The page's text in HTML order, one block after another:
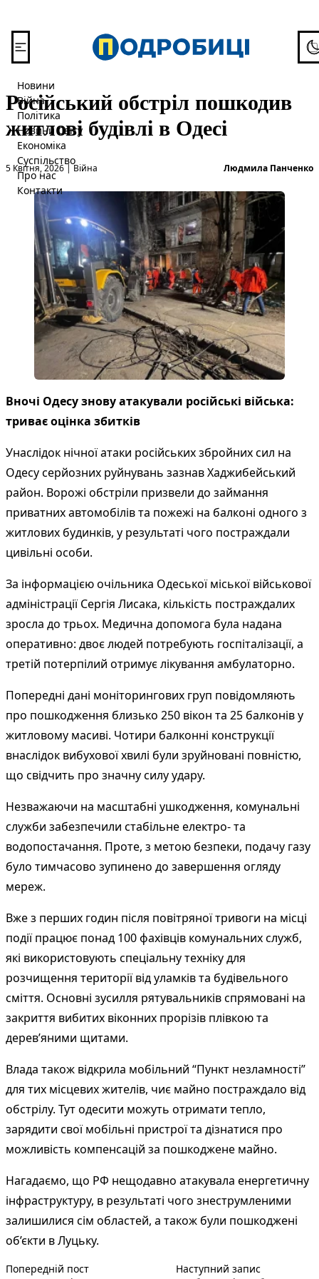
Новини
Війна
Політика
Новини Світу
Економіка
Суспільство
Про нас
Контакти
Російський обстріл пошкодив
житлові будівлі в Одесі
5 Квітня, 2026|
Опубліковано в
Війна Людмила Панченко
Вночі Одесу знову атакували російські війська:
триває оцінка збитків
Унаслідок нічної атаки російських збройних сил на
Одесу серйозних руйнувань зазнав Хаджибейський
район. Ворожі обстріли призвели до займання
приватних автомобілів та пожежі на балконі одного з
житлових будинків, у результаті чого постраждали
цивільні особи.
За інформацією очільника Одеської міської військової
адміністрації Сергія Лисака, кількість постраждалих
зросла до трьох. Медична допомога була надана
оперативно: двоє людей потребують госпіталізації, а
третій потерпілий отримує лікування амбулаторно.
Попередні дані моніторингових груп повідомляють
про пошкодження близько 250 вікон та 25 балконів у
житловому масиві. Чотири балконні конструкції
внаслідок вибухової хвилі були зруйновані повністю,
що свідчить про значну силу удару.
Незважаючи на масштабні ушкодження, комунальні
служби забезпечили стабільне електро- та
водопостачання. Проте, з метою безпеки, подачу газу
було тимчасово зупинено до завершення огляду
мереж.
Вже з перших годин після повітряної тривоги на місці
події працює понад 100 фахівців комунальних служб,
які використовують спеціальну техніку для
розчищення території від уламків та будівельного
сміття. Основні зусилля рятувальників спрямовані на
закриття вибитих віконних прорізів плівкою та
дерев’яними щитами.
Влада також відкрила мобільний “Пункт незламності”
для тих місцевих жителів, чиє майно постраждало від
обстрілу. Тут одесити можуть отримати тепло,
зарядити свої мобільні пристрої та дізнатися про
можливість компенсацій за пошкоджене майно.
Нагадаємо, що РФ нещодавно атакувала енергетичну
інфраструктуру, в результаті чого знеструмленими
залишилися сім областей, а також були пошкоджені
об’єкти в Луцьку.
Навігація
Попередній постПопередній запис:Наступний записНаступний